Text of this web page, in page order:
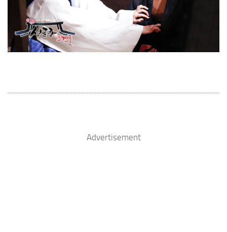
Advertisement